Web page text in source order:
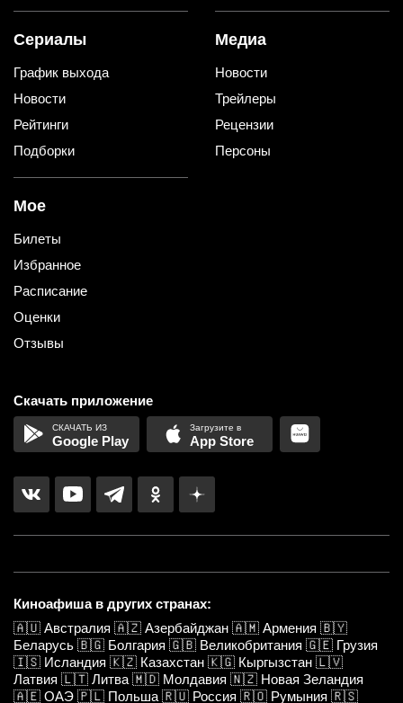
Сериалы
График выхода
Новости
Рейтинги
Подборки
Медиа
Новости
Трейлеры
Рецензии
Персоны
Мое
Билеты
Избранное
Расписание
Оценки
Отзывы
Скачать приложение
Google Play App Store
Киноафиша в других странах:
🇦🇺 Австралия 🇦🇿 Азербайджан 🇦🇲 Армения 🇧🇾
Беларусь 🇧🇬 Болгария 🇬🇧 Великобритания 🇬🇪 Грузия
🇮🇸 Исландия 🇰🇿 Казахстан 🇰🇬 Кыргызстан 🇱🇻
Латвия 🇱🇹 Литва 🇲🇩 Молдавия 🇳🇿 Новая Зеландия
🇦🇪 ОАЭ 🇵🇱 Польша 🇷🇺 Россия 🇷🇴 Румыния 🇷🇸